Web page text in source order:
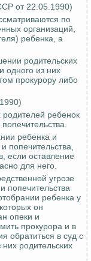
от 22.05.1990)
по
организаций,
ребенка, а
родительских
одного из них
прокурору либо
ребенок
ребенка и
попечительства,
если оставление
для него.
угрозе
попечительства
ребенка у
он
опеки и
прокурора и в
обратиться в суд с
родительских